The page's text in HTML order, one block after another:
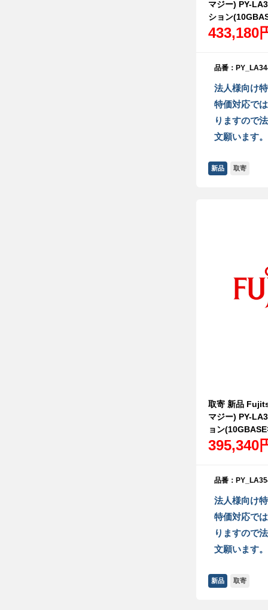
マジー) PY-
ション
433,180
品番：
法人様向け
特価対応で
りますので
文願います。
新品 取寄
取寄 新品
マジー) PY-
ョン
395,340
品番：
法人様向け
特価対応で
りますので
文願います。
新品 取寄